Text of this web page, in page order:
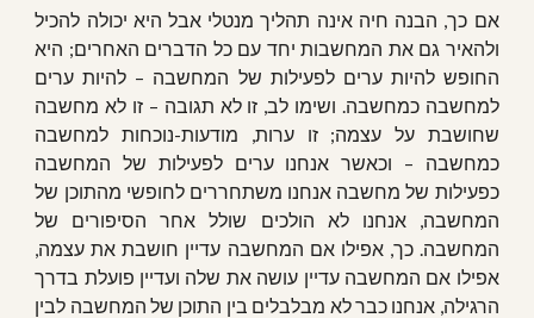
אם כך, הבנה חיה אינה תהליך מנטלי אבל היא יכולה להכיל
ולהאיר גם את המחשבות יחד עם כל הדברים האחרים; היא
החופש להיות ערים לפעילות של המחשבה – להיות ערים
למחשבה כמחשבה. ושימו לב, זו לא תגובה – זו לא מחשבה
שחושבת על עצמה; זו ערות, מודעות-נוכחות למחשבה
כמחשבה – וכאשר אנחנו ערים לפעילות של המחשבה
כפעילות של מחשבה אנחנו משתחררים לחופשי מהתוכן של
המחשבה, אנחנו לא הולכים שולל אחר הסיפורים של
המחשבה. כך, אפילו אם המחשבה עדיין חושבת את עצמה,
אפילו אם המחשבה עדיין עושה את שלה ועדיין פועלת בדרך
הרגילה, אנחנו כבר לא מבלבלים בין התוכן של המחשבה לבין